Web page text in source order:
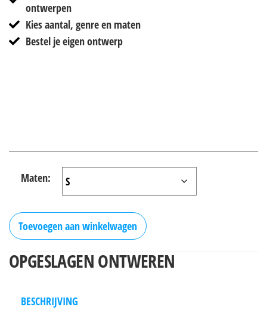
ontwerpen
Kies aantal, genre en maten
Bestel je eigen ontwerp
Maten:
Toevoegen aan winkelwagen
OPGESLAGEN ONTWEREN
BESCHRIJVING